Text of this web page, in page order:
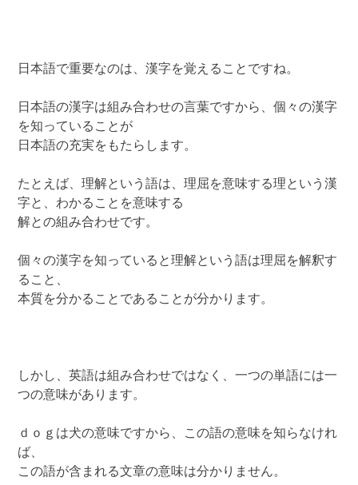
日本語で重要なのは、漢字を覚えることですね。
日本語の漢字は組み合わせの言葉ですから、個々の漢字
を知っていることが
日本語の充実をもたらします。
たとえば、理解という語は、理屈を意味する理という漢
字と、わかることを意味する
解との組み合わせです。
個々の漢字を知っていると理解という語は理屈を解釈す
ること、
本質を分かることであることが分かります。
しかし、英語は組み合わせではなく、一つの単語には一
つの意味があります。
ｄｏｇは犬の意味ですから、この語の意味を知らなけれ
ば、
この語が含まれる文章の意味は分かりません。